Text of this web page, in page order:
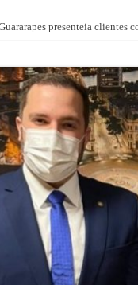
Clara contará com a
presenteia clientes